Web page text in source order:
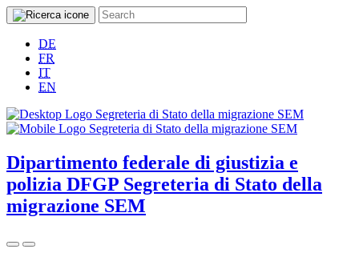
DE
FR
IT
EN
Dipartimento federale di giustizia e
polizia DFGP Segreteria di Stato della
migrazione SEM